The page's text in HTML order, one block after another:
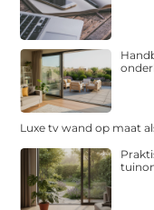
Luxe tv wand op maat